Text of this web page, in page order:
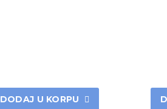
DODAJ U KORPU